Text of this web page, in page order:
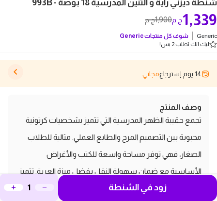
شنطة ديزني راية و التنين المدرسية 18 بوصة - 993B
1,900ج.م 1,339ج.م
Generic شوف كل منتجاتGeneric
ليك انك تطلب 2 بس!
14 يوم إسترجاع مجاني
وصف المنتج
تجمع حقيبة الظهر المدرسية التي تتميز بشخصيات كرتونية
محبوبة بين التصميم المرح والطابع العملي. مثالية للطلاب
الصغار، فهي توفر مساحة واسعة للكتب والأغراض
الأساسية مع ضمان سهولة النقل بفضل ميزة العربة. تتميز
الحقيبة بألوانها النابضة بالحياة وبنيتها المتينة التي تجعل أيام
زود في الشنطة